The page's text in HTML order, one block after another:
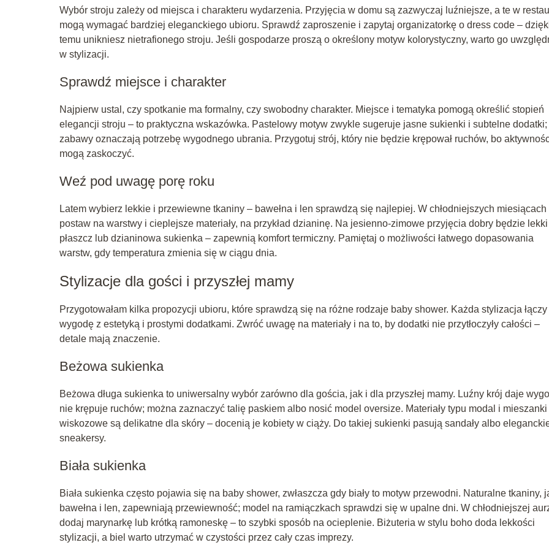
Wybór stroju zależy od miejsca i charakteru wydarzenia. Przyjęcia w domu są zazwyczaj luźniejsze, a te w
mogą wymagać bardziej eleganckiego ubioru. Sprawdź zaproszenie i zapytaj organizatorkę o dress code –
temu unikniesz nietrafionego stroju. Jeśli gospodarze proszą o określony motyw kolorystyczny, warto go
w stylizacji.
Sprawdź miejsce i charakter
Najpierw ustal, czy spotkanie ma formalny, czy swobodny charakter. Miejsce i tematyka pomogą określić stopień
elegancji stroju – to praktyczna wskazówka. Pastelowy motyw zwykle sugeruje jasne sukienki i subtelne dodatki;
zabawy oznaczają potrzebę wygodnego ubrania. Przygotuj strój, który nie będzie krępował ruchów, bo
mogą zaskoczyć.
Weź pod uwagę porę roku
Latem wybierz lekkie i przewiewne tkaniny – bawełna i len sprawdzą się najlepiej. W chłodniejszych miesiącach
postaw na warstwy i cieplejsze materiały, na przykład dzianinę. Na jesienno-zimowe przyjęcia dobry będzie lekki
płaszcz lub dzianinowa sukienka – zapewnią komfort termiczny. Pamiętaj o możliwości łatwego dopasowania
warstw, gdy temperatura zmienia się w ciągu dnia.
Stylizacje dla gości i przyszłej mamy
Przygotowałam kilka propozycji ubioru, które sprawdzą się na różne rodzaje baby shower. Każda stylizacja łączy
wygodę z estetyką i prostymi dodatkami. Zwróć uwagę na materiały i na to, by dodatki nie przytłoczyły całości –
detale mają znaczenie.
Beżowa sukienka
Beżowa długa sukienka to uniwersalny wybór zarówno dla gościa, jak i dla przyszłej mamy. Luźny krój daje
nie krępuje ruchów; można zaznaczyć talię paskiem albo nosić model oversize. Materiały typu modal i mieszanki
wiskozowe są delikatne dla skóry – docenią je kobiety w ciąży. Do takiej sukienki pasują sandały albo
sneakersy.
Biała sukienka
Biała sukienka często pojawia się na baby shower, zwłaszcza gdy biały to motyw przewodni. Naturalne tkaniny,
bawełna i len, zapewniają przewiewność; model na ramiączkach sprawdzi się w upalne dni. W chłodniejszej
dodaj marynarkę lub krótką ramoneskę – to szybki sposób na ocieplenie. Biżuteria w stylu boho doda lekkości
stylizacji, a biel warto utrzymać w czystości przez cały czas imprezy.